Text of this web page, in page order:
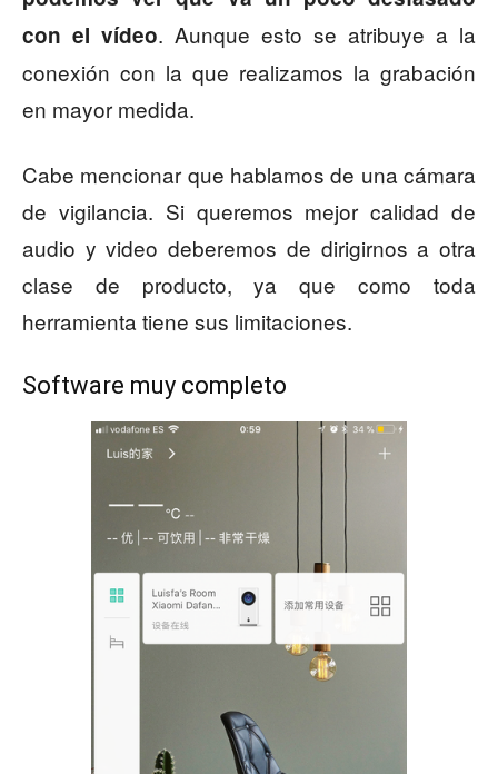
con el vídeo. Aunque esto se atribuye a la
conexión con la que realizamos la grabación
en mayor medida.
Cabe mencionar que hablamos de una cámara
de vigilancia. Si queremos mejor calidad de
audio y video deberemos de dirigirnos a otra
clase de producto, ya que como toda
herramienta tiene sus limitaciones.
Software muy completo